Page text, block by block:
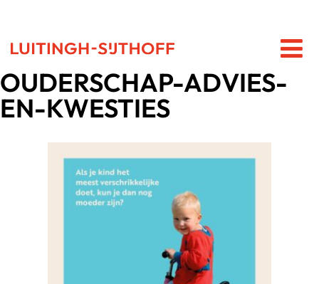
OUDERSCHAP-ADVIES-
EN-KWESTIES